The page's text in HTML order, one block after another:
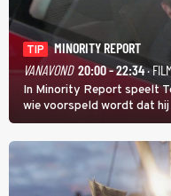
TIP
MINORITY REPORT
VANAVOND 20:00 - 22:34·
In Minority Report speelt
wie voorspeld wordt dat